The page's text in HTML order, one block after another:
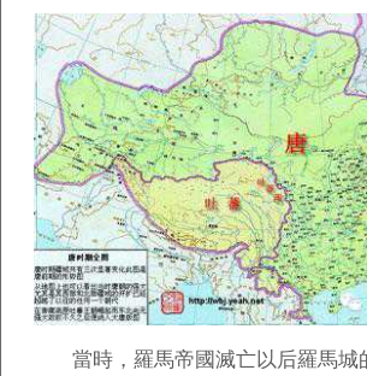
當時，羅馬帝國滅亡以后羅馬城